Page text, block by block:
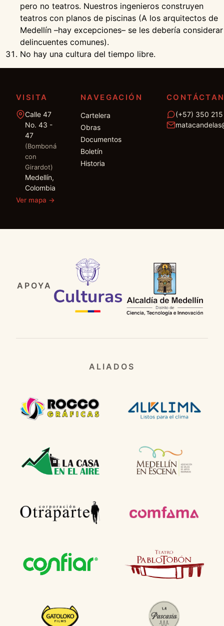
pero no teatros. Nuestros ingenieros construyen
teatros con planos de piscinas (A los arquitectos de
Medellín –hay excepciones– se les debería considerar
delincuentes comunes).
No hay una cultura del tiempo libre.
VISITA
Calle 47
No. 43 -
47
(Bomboná
con
Girardot)
Medellín,
Colombia
Ver mapa →
NAVEGACIÓN
Cartelera
Obras
Documentos
Boletín
Historia
(+57) 350
APOYA
ALIADOS